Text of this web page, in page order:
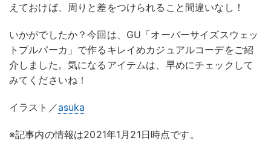
えておけば、周りと差をつけられること間違いなし！
いかがでしたか？今回は、GU「オーバーサイズスウェッ
トプルパーカ」で作るキレイめカジュアルコーデをご紹
介しました。気になるアイテムは、早めにチェックして
みてくださいね！
イラスト／asuka
※記事内の情報は2021年1月21日時点です。